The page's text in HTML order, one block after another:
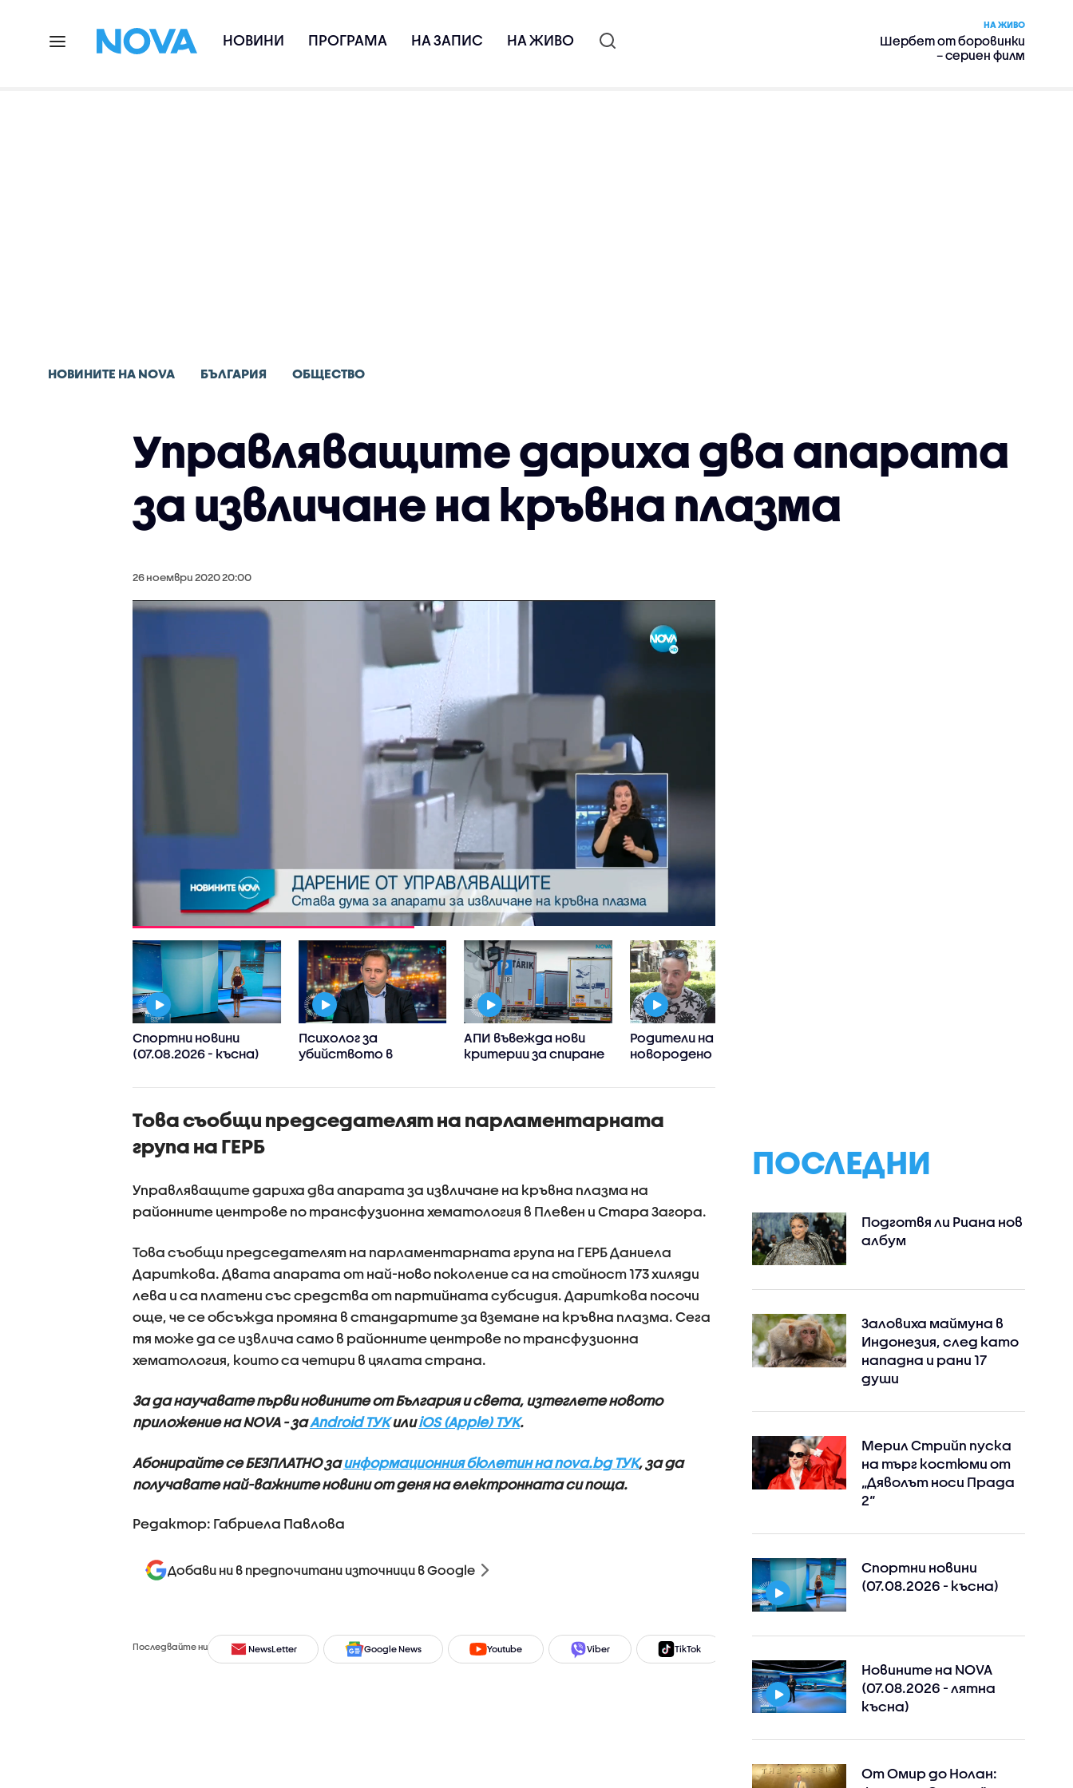
НОВИНИ ПРОГРАМА НА ЗАПИС НА ЖИВО
НА ЖИВО
Шербет от боровинки
– сериен филм
НОВИНИТЕ НА NOVA БЪЛГАРИЯ ОБЩЕСТВО
Управляващите дариха два апарата
за извличане на кръвна плазма
26 ноември 2020 20:00
Спортни новини
(07.08.2026 - късна)
Психолог за
убийството в
Възрастните
за агресивно
поведение
АПИ въвежда нови
критерии за спиране
Родители на
новородено и
взаимни обвинения за
състояние на бебето
Това съобщи председателят на парламентарната
група на ГЕРБ
Управляващите дариха два апарата за извличане на кръвна плазма на
районните центрове по трансфузионна хематология в Плевен и Стара Загора.
Това съобщи председателят на парламентарната група на ГЕРБ Даниела
Дариткова. Двата апарата от най-ново поколение са на стойност 173 хиляди
лева и са платени със средства от партийната субсидия. Дариткова посочи
още, че се обсъжда промяна в стандартите за вземане на кръвна плазма. Сега
тя може да се извлича само в районните центрове по трансфузионна
хематология, които са четири в цялата страна.
За да научавате първи новините от България и света, изтеглете новото
приложение на NOVA - заAndroid ТУКилиiOS (Apple) ТУК.
Абонирайте се БЕЗПЛАТНО заинформационния бюлетин на nova.bg ТУК, за да
получавате най-важните новини от деня на електронната си поща.
Редактор: Габриела Павлова
Добави ни в предпочитани източници в Google
Последвайте ни NewsLetter Google News Youtube Viber TikTok
ПОСЛЕДНИ
Подготвя ли Риана нов
албум
Заловиха маймуна в
Индонезия, след като
нападна и рани 17
души
Мерил Стрийп пуска
на търг костюми от
„Дяволът носи Прада
2“
Спортни новини
(07.08.2026 - късна)
Новините на NOVA
(07.08.2026 - лятна
късна)
От Омир до Нолан: